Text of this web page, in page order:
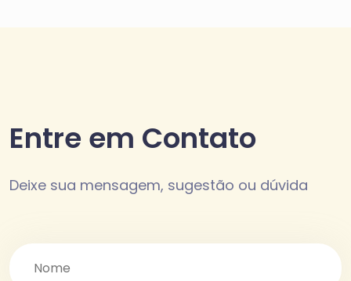
Entre em Contato
Deixe sua mensagem, sugestão ou dúvida